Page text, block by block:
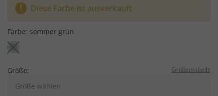
Diese Farbe ist ausverkauft
Farbe: sommer grün
Größe: Größentabelle
Größe wählen